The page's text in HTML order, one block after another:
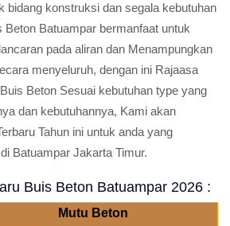
bidang konstruksi dan segala kebutuhan
Beton Batuampar bermanfaat untuk
pada aliran dan Menampungkan
menyeluruh, dengan ini Rajaasa
Beton Sesuai kebutuhan type yang
dan kebutuhannya, Kami akan
Tahun ini untuk anda yang
Batuampar Jakarta Timur.
Buis Beton Batuampar 2026 :
Mutu Beton